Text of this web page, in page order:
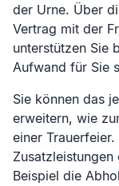
der Urne. Über
Vertrag mit der
unterstützen Sie
Aufwand für Sie
Sie können das
erweitern, wie
einer
Beispiel die